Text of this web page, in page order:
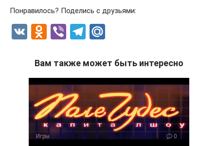
Понравилось? Поделись с друзьями:
V
O
n
o
kl
a
ss
ni
Vi
er
T
e
gr
a
m
.R
u
Вам также может быть интересно
Игры 0